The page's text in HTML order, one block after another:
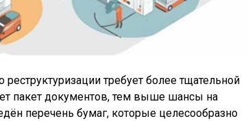
требует более тщательной
пакет документов, тем выше шансы на
перечень бумаг, которые целесообразно